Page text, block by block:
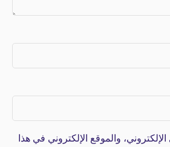
والموقع الإلكتروني في هذا